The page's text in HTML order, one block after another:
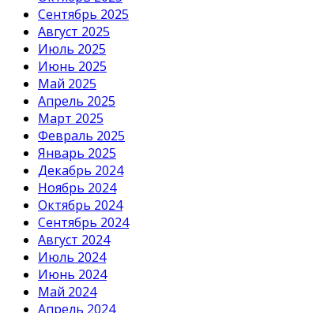
Сентябрь 2025
Август 2025
Июль 2025
Июнь 2025
Май 2025
Апрель 2025
Март 2025
Февраль 2025
Январь 2025
Декабрь 2024
Ноябрь 2024
Октябрь 2024
Сентябрь 2024
Август 2024
Июль 2024
Июнь 2024
Май 2024
Апрель 2024